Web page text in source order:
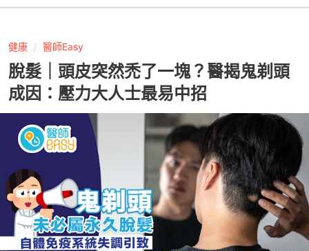
健康 醫師Easy
脫髮｜頭皮突然禿了一塊？醫揭鬼剃頭
成因：壓力大人士最易中招